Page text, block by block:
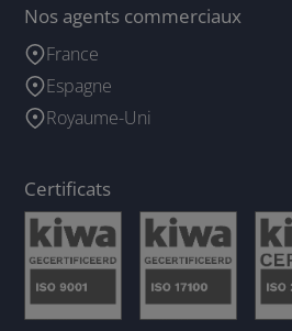
Nos agents commerciaux
France
Espagne
Royaume-Uni
Certificats